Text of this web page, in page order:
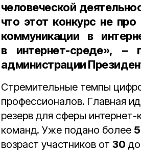
человеческой
что этот конкурс не
коммуникации в
в интернет-среде», –
администрации
Стремительные темпы
профессионалов. Главная
резерв для сферы
команд. Уже подано более
возраст участников от 30 до